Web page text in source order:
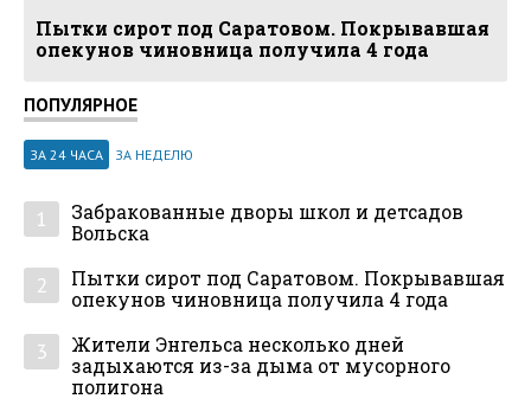
Пытки сирот под Саратовом. Покрывавшая
опекунов чиновница получила 4 года
ПОПУЛЯРНОЕ
ЗА 24 ЧАСА ЗА НЕДЕЛЮ
1
Забракованные дворы школ и детсадов
Вольска
2
Пытки сирот под Саратовом. Покрывавшая
опекунов чиновница получила 4 года
3
Жители Энгельса несколько дней
задыхаются из-за дыма от мусорного
полигона